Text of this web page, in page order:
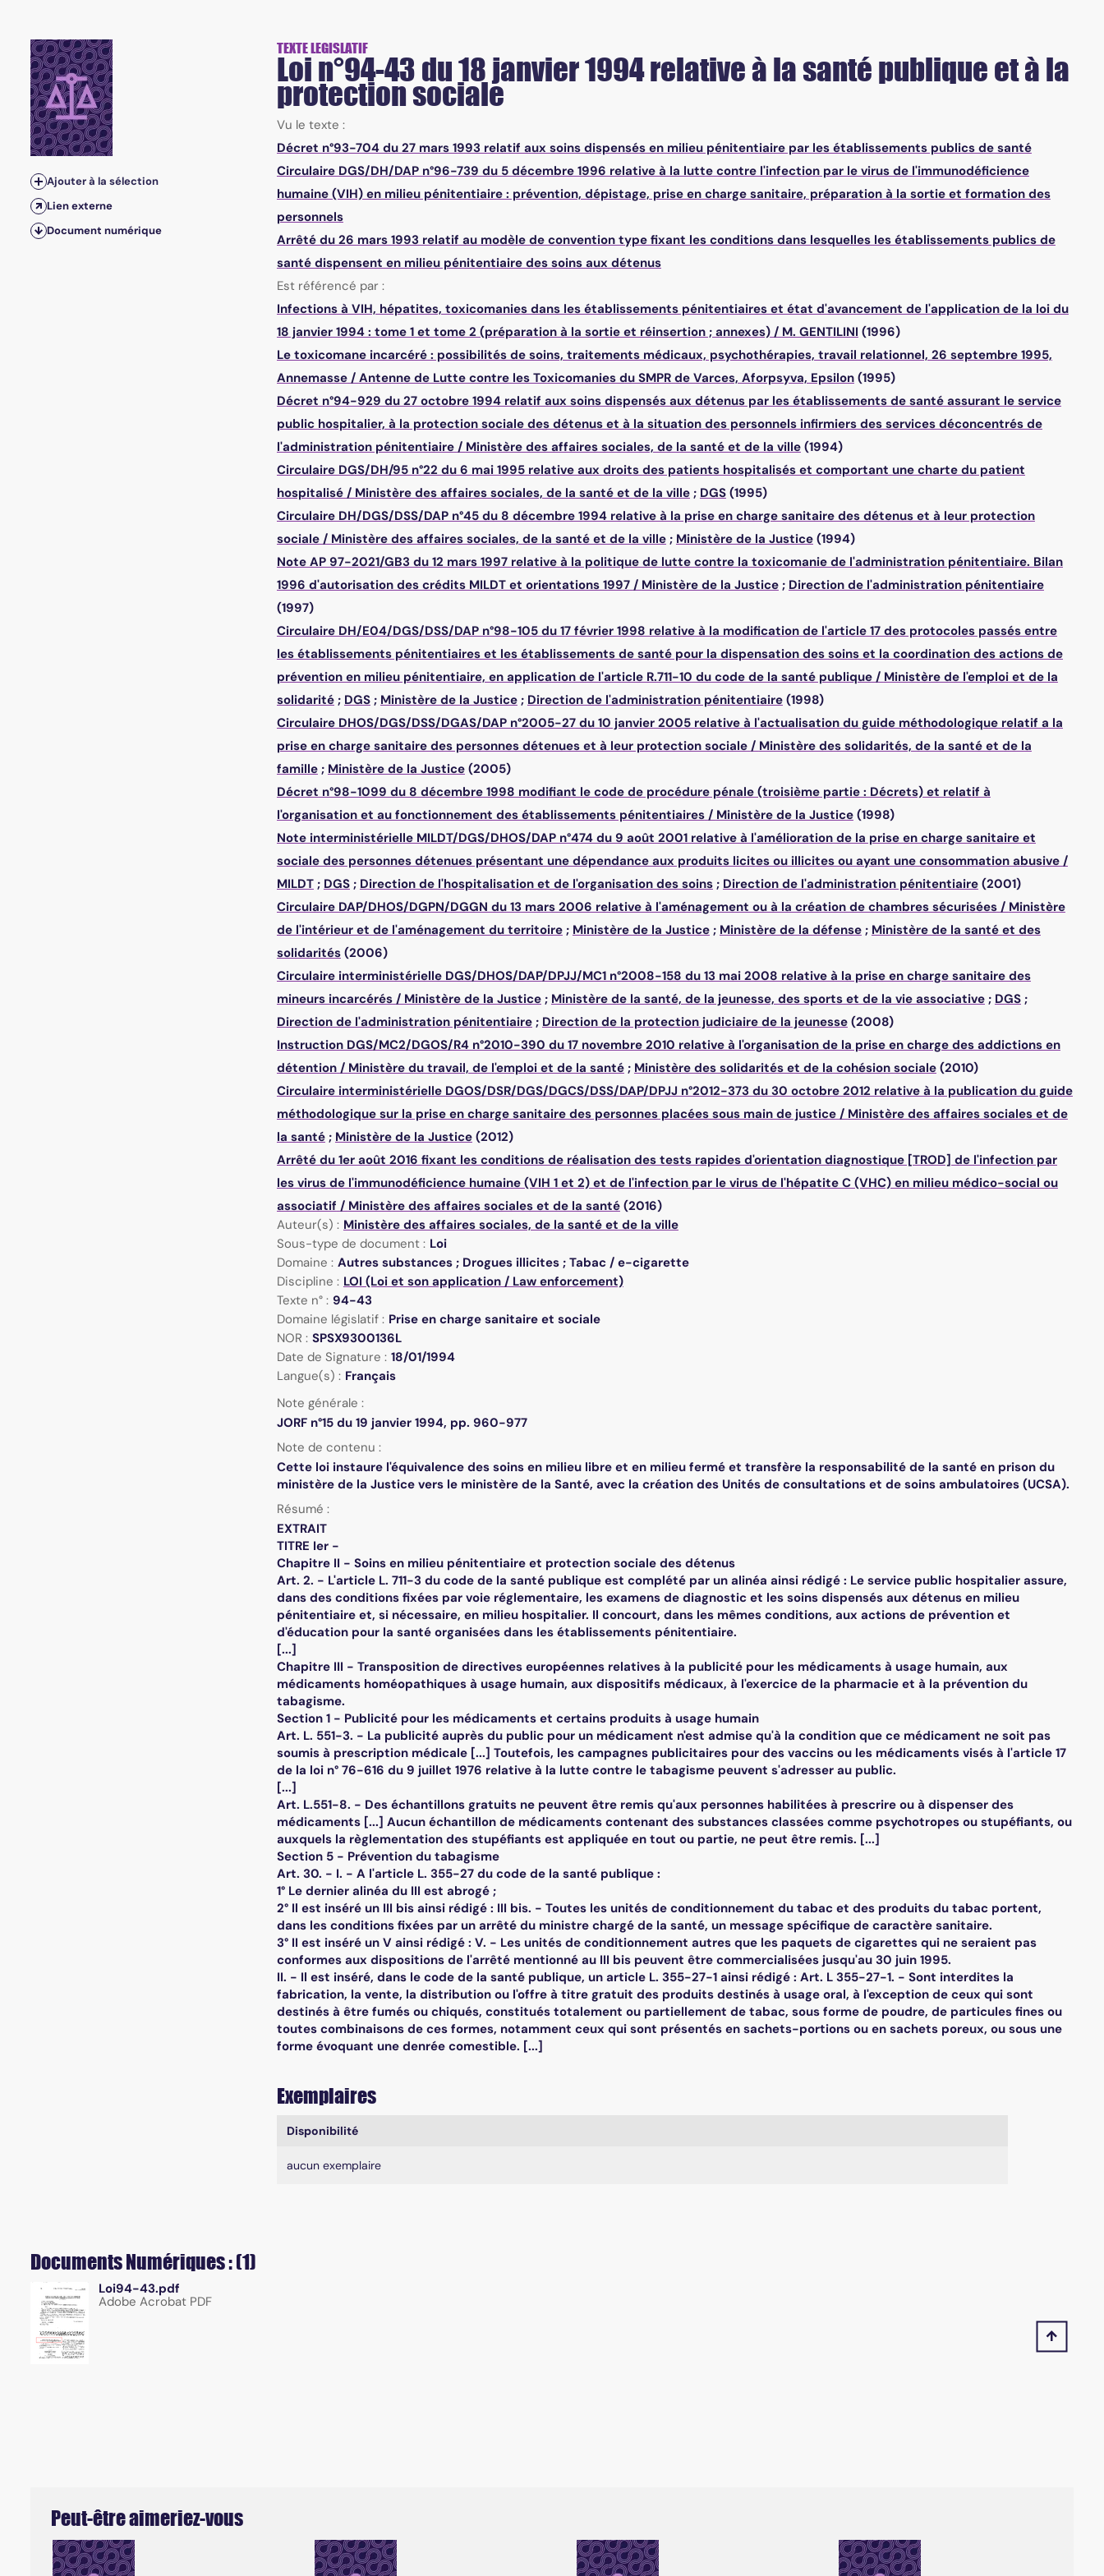
Ajouter à la sélection
Lien externe
Document numérique
TEXTE LEGISLATIF
Loi n°94-43 du 18 janvier 1994 relative à la santé publique et à la
protection sociale
Vu le texte :
Décret n°93-704 du 27 mars 1993 relatif aux soins dispensés en milieu pénitentiaire par les établissements publics de santé
Circulaire DGS/DH/DAP n°96-739 du 5 décembre 1996 relative à la lutte contre l'infection par le virus de l'immunodéficience
humaine (VIH) en milieu pénitentiaire : prévention, dépistage, prise en charge sanitaire, préparation à la sortie et formation des
personnels
Arrêté du 26 mars 1993 relatif au modèle de convention type fixant les conditions dans lesquelles les établissements publics de
santé dispensent en milieu pénitentiaire des soins aux détenus
Est référencé par :
Infections à VIH, hépatites, toxicomanies dans les établissements pénitentiaires et état d'avancement de l'application de la loi du
18 janvier 1994 : tome 1 et tome 2 (préparation à la sortie et réinsertion ; annexes) / M. GENTILINI (1996)
Le toxicomane incarcéré : possibilités de soins, traitements médicaux, psychothérapies, travail relationnel, 26 septembre 1995,
Annemasse / Antenne de Lutte contre les Toxicomanies du SMPR de Varces, Aforpsyva, Epsilon (1995)
Décret n°94-929 du 27 octobre 1994 relatif aux soins dispensés aux détenus par les établissements de santé assurant le service
public hospitalier, à la protection sociale des détenus et à la situation des personnels infirmiers des services déconcentrés de
l'administration pénitentiaire / Ministère des affaires sociales, de la santé et de la ville (1994)
Circulaire DGS/DH/95 n°22 du 6 mai 1995 relative aux droits des patients hospitalisés et comportant une charte du patient
hospitalisé / Ministère des affaires sociales, de la santé et de la ville; DGS (1995)
Circulaire DH/DGS/DSS/DAP n°45 du 8 décembre 1994 relative à la prise en charge sanitaire des détenus et à leur protection
sociale / Ministère des affaires sociales, de la santé et de la ville; Ministère de la Justice (1994)
Note AP 97-2021/GB3 du 12 mars 1997 relative à la politique de lutte contre la toxicomanie de l'administration pénitentiaire. Bilan
1996 d'autorisation des crédits MILDT et orientations 1997 / Ministère de la Justice; Direction de l'administration pénitentiaire
(1997)
Circulaire DH/E04/DGS/DSS/DAP n°98-105 du 17 février 1998 relative à la modification de l'article 17 des protocoles passés entre
les établissements pénitentiaires et les établissements de santé pour la dispensation des soins et la coordination des actions de
prévention en milieu pénitentiaire, en application de l'article R.711-10 du code de la santé publique / Ministère de l'emploi et de la
solidarité; DGS; Ministère de la Justice; Direction de l'administration pénitentiaire (1998)
Circulaire DHOS/DGS/DSS/DGAS/DAP n°2005-27 du 10 janvier 2005 relative à l'actualisation du guide méthodologique relatif a la
prise en charge sanitaire des personnes détenues et à leur protection sociale / Ministère des solidarités, de la santé et de la
famille; Ministère de la Justice (2005)
Décret n°98-1099 du 8 décembre 1998 modifiant le code de procédure pénale (troisième partie : Décrets) et relatif à
l'organisation et au fonctionnement des établissements pénitentiaires / Ministère de la Justice (1998)
Note interministérielle MILDT/DGS/DHOS/DAP n°474 du 9 août 2001 relative à l'amélioration de la prise en charge sanitaire et
sociale des personnes détenues présentant une dépendance aux produits licites ou illicites ou ayant une consommation abusive /
MILDT; DGS; Direction de l'hospitalisation et de l'organisation des soins; Direction de l'administration pénitentiaire (2001)
Circulaire DAP/DHOS/DGPN/DGGN du 13 mars 2006 relative à l'aménagement ou à la création de chambres sécurisées / Ministère
de l'intérieur et de l'aménagement du territoire; Ministère de la Justice; Ministère de la défense; Ministère de la santé et des
solidarités (2006)
Circulaire interministérielle DGS/DHOS/DAP/DPJJ/MC1 n°2008-158 du 13 mai 2008 relative à la prise en charge sanitaire des
mineurs incarcérés / Ministère de la Justice; Ministère de la santé, de la jeunesse, des sports et de la vie associative; DGS;
Direction de l'administration pénitentiaire; Direction de la protection judiciaire de la jeunesse (2008)
Instruction DGS/MC2/DGOS/R4 n°2010-390 du 17 novembre 2010 relative à l'organisation de la prise en charge des addictions en
détention / Ministère du travail, de l'emploi et de la santé; Ministère des solidarités et de la cohésion sociale (2010)
Circulaire interministérielle DGOS/DSR/DGS/DGCS/DSS/DAP/DPJJ n°2012-373 du 30 octobre 2012 relative à la publication du guide
méthodologique sur la prise en charge sanitaire des personnes placées sous main de justice / Ministère des affaires sociales et de
la santé; Ministère de la Justice (2012)
Arrêté du 1er août 2016 fixant les conditions de réalisation des tests rapides d'orientation diagnostique [TROD] de l'infection par
les virus de l'immunodéficience humaine (VIH 1 et 2) et de l'infection par le virus de l'hépatite C (VHC) en milieu médico-social ou
associatif / Ministère des affaires sociales et de la santé (2016)
Auteur(s) : Ministère des affaires sociales, de la santé et de la ville
Sous-type de document : Loi
Domaine : Autres substances ; Drogues illicites ; Tabac / e-cigarette
Discipline : LOI (Loi et son application / Law enforcement)
Texte n° : 94-43
Domaine législatif : Prise en charge sanitaire et sociale
NOR : SPSX9300136L
Date de Signature : 18/01/1994
Langue(s) : Français
Note générale :
JORF n°15 du 19 janvier 1994, pp. 960-977
Note de contenu :
Cette loi instaure l'équivalence des soins en milieu libre et en milieu fermé et transfère la responsabilité de la santé en prison du
ministère de la Justice vers le ministère de la Santé, avec la création des Unités de consultations et de soins ambulatoires (UCSA).
Résumé :
EXTRAIT
TITRE Ier -
Chapitre II - Soins en milieu pénitentiaire et protection sociale des détenus
Art. 2. - L'article L. 711-3 du code de la santé publique est complété par un alinéa ainsi rédigé : Le service public hospitalier assure,
dans des conditions fixées par voie réglementaire, les examens de diagnostic et les soins dispensés aux détenus en milieu
pénitentiaire et, si nécessaire, en milieu hospitalier. Il concourt, dans les mêmes conditions, aux actions de prévention et
d'éducation pour la santé organisées dans les établissements pénitentiaire.
[...]
Chapitre III - Transposition de directives européennes relatives à la publicité pour les médicaments à usage humain, aux
médicaments homéopathiques à usage humain, aux dispositifs médicaux, à l'exercice de la pharmacie et à la prévention du
tabagisme.
Section 1 - Publicité pour les médicaments et certains produits à usage humain
Art. L. 551-3. - La publicité auprès du public pour un médicament n'est admise qu'à la condition que ce médicament ne soit pas
soumis à prescription médicale [...] Toutefois, les campagnes publicitaires pour des vaccins ou les médicaments visés à l'article 17
de la loi n° 76-616 du 9 juillet 1976 relative à la lutte contre le tabagisme peuvent s'adresser au public.
[...]
Art. L.551-8. - Des échantillons gratuits ne peuvent être remis qu'aux personnes habilitées à prescrire ou à dispenser des
médicaments [...] Aucun échantillon de médicaments contenant des substances classées comme psychotropes ou stupéfiants, ou
auxquels la règlementation des stupéfiants est appliquée en tout ou partie, ne peut être remis. [...]
Section 5 - Prévention du tabagisme
Art. 30. - I. - A l'article L. 355-27 du code de la santé publique :
1° Le dernier alinéa du III est abrogé ;
2° Il est inséré un III bis ainsi rédigé : III bis. - Toutes les unités de conditionnement du tabac et des produits du tabac portent,
dans les conditions fixées par un arrêté du ministre chargé de la santé, un message spécifique de caractère sanitaire.
3° II est inséré un V ainsi rédigé : V. - Les unités de conditionnement autres que les paquets de cigarettes qui ne seraient pas
conformes aux dispositions de l'arrêté mentionné au III bis peuvent être commercialisées jusqu'au 30 juin 1995.
II. - Il est inséré, dans le code de la santé publique, un article L. 355-27-1 ainsi rédigé : Art. L 355-27-1. - Sont interdites la
fabrication, la vente, la distribution ou l'offre à titre gratuit des produits destinés à usage oral, à l'exception de ceux qui sont
destinés à être fumés ou chiqués, constitués totalement ou partiellement de tabac, sous forme de poudre, de particules fines ou
toutes combinaisons de ces formes, notamment ceux qui sont présentés en sachets-portions ou en sachets poreux, ou sous une
forme évoquant une denrée comestible. [...]
Exemplaires
Liste des exemplaires
Disponibilité
aucun exemplaire
Documents Numériques : (1)
Loi94-43.pdf
Adobe Acrobat PDF
Peut-être aimeriez-vous